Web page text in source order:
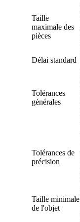
Taille
maximale des
pièces
Délai standard
Tolérances
générales
Tolérances de
précision
Taille minimale
de l'objet